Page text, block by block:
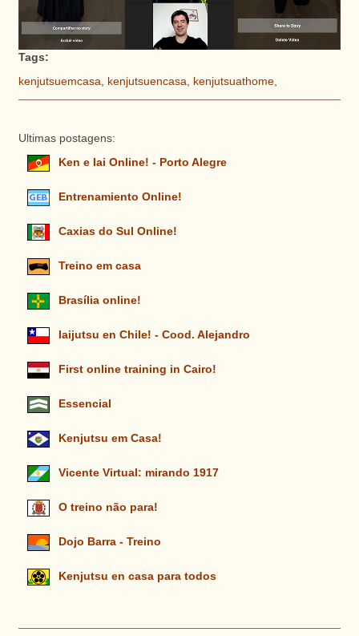
Tags:
kenjutsuemcasa, kenjutsuencasa, kenjutsuathome,
Ultimas postagens:
Ken e Iai Online! - Porto Alegre
Entrenamiento Online!
Caxias do Sul Online!
Treino em casa
Brasília online!
Iaijutsu en Chile! - Cood. Alejandro
First online training in Cairo!
Essencial
Kenjutsu em Casa!
Vicente Virtual: mirando 1917
O treino não para!
Dojo Barra - Treino
Kenjutsu en casa para todos